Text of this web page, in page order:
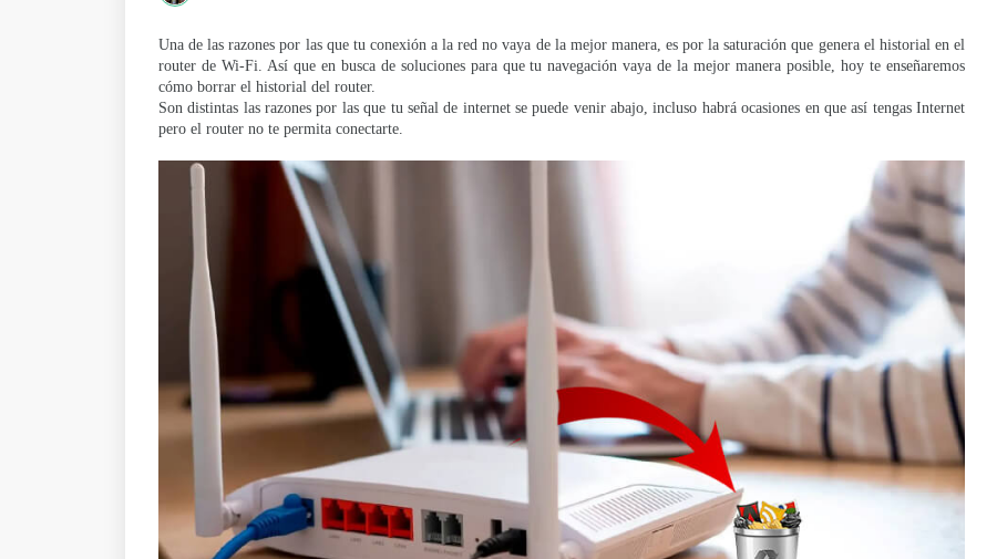
Una de las razones por las que tu conexión a la red no vaya de la mejor manera, es por la saturación que genera el historial en el
router de Wi-Fi. Así que en busca de soluciones para que tu navegación vaya de la mejor manera posible, hoy te enseñaremos
cómo borrar el historial del router.
Son distintas las razones por las que tu señal de internet se puede venir abajo, incluso habrá ocasiones en que así tengas Internet
pero el router no te permita conectarte.